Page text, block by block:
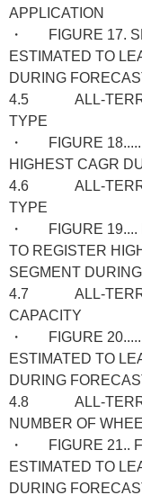
APPLICATION
・ FIGURE 17.
ESTIMATED TO
DURING
4.5 ALL-
TYPE
・ FIGURE 18......
HIGHEST CAGR
4.6 ALL-
TYPE
・ FIGURE 19....
TO REGISTER
SEGMENT
4.7 ALL-
CAPACITY
・ FIGURE
ESTIMATED TO
DURING
4.8 ALL-
NUMBER OF
・ FIGURE 21..
ESTIMATED TO
DURING